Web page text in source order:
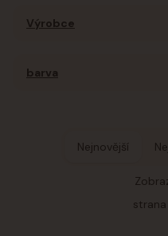
Výrobce
barva
Nejnovější
strana